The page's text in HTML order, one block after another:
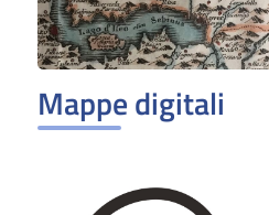
Mappe digitali